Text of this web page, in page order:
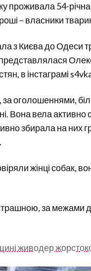
проживала 54-
– власники
з Києва до Одеси
представлялася
в інстаграмі
за оголошеннями,
Вона вела активно
збирала на них
жінці собак,
за межами
живодер